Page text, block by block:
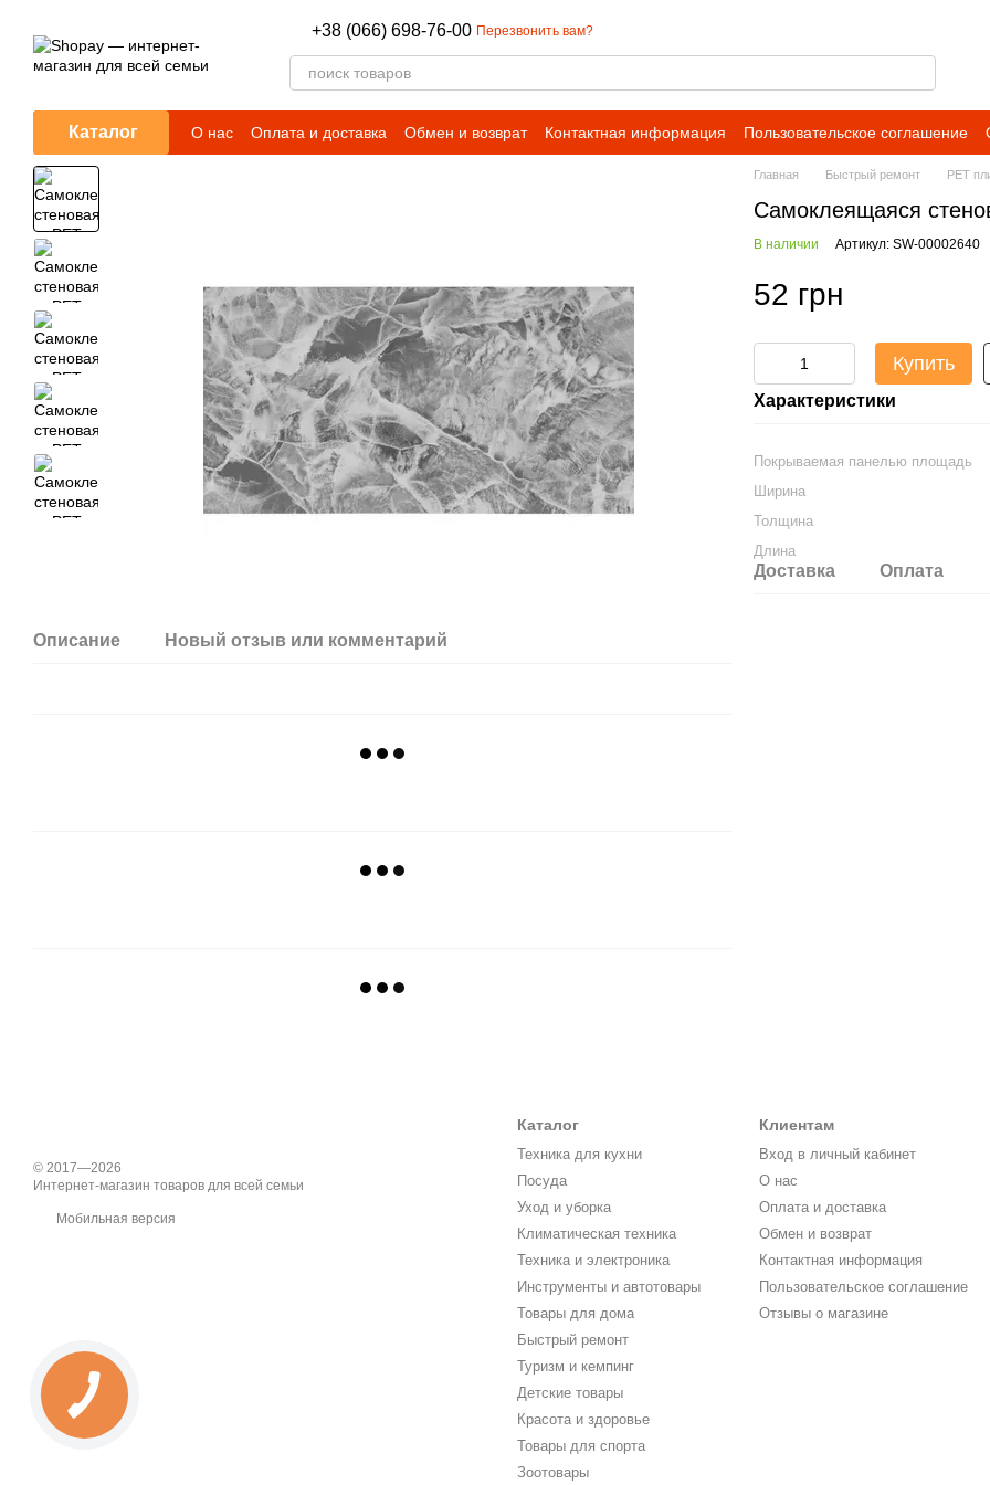
+38 (066) 698-76-00 Перезвонить вам?
Каталог О нас Оплата и доставка Обмен и возврат Контактная информация Пользовательское соглашение
Описание Новый отзыв или комментарий
Главная Быстрый ремонт PET
Самоклеящаяся
В наличии Артикул: SW-00002640
52 грн
Купить
Характеристики
Покрываемая панелью площадь
Ширина
Толщина
Длина
Доставка Оплата
© 2017—2026
Интернет-магазин товаров для всей семьи
Мобильная версия
Каталог
Техника для кухни
Посуда
Уход и уборка
Климатическая техника
Техника и электроника
Инструменты и автотовары
Товары для дома
Быстрый ремонт
Туризм и кемпинг
Детские товары
Красота и здоровье
Товары для спорта
Зоотовары
Клиентам
Вход в личный кабинет
О нас
Оплата и доставка
Обмен и возврат
Контактная информация
Пользовательское соглашение
Отзывы о магазине